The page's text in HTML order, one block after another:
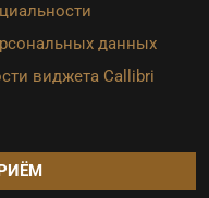
данных
виджета Callibri